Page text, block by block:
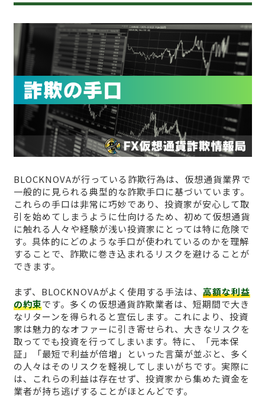
BLOCKNOVAが行っている詐欺行為は、仮想通貨業界で
一般的に見られる典型的な詐欺手口に基づいています。
これらの手口は非常に巧妙であり、投資家が安心して取
引を始めてしまうように仕向けるため、初めて仮想通貨
に触れる人々や経験が浅い投資家にとっては特に危険で
す。具体的にどのような手口が使われているのかを理解
することで、詐欺に巻き込まれるリスクを避けることが
できます。
まず、BLOCKNOVAがよく使用する手法は、 高額な利益
の約束です。多くの仮想通貨詐欺業者は、短期間で大き
なリターンを得られると宣伝します。これにより、投資
家は魅力的なオファーに引き寄せられ、大きなリスクを
取ってでも投資を行ってしまいます。特に、「元本保
証」「最短で利益が倍増」といった言葉が並ぶと、多く
の人々はそのリスクを軽視してしまいがちです。実際に
は、これらの利益は存在せず、投資家から集めた資金を
業者が持ち逃げすることがほとんどです。